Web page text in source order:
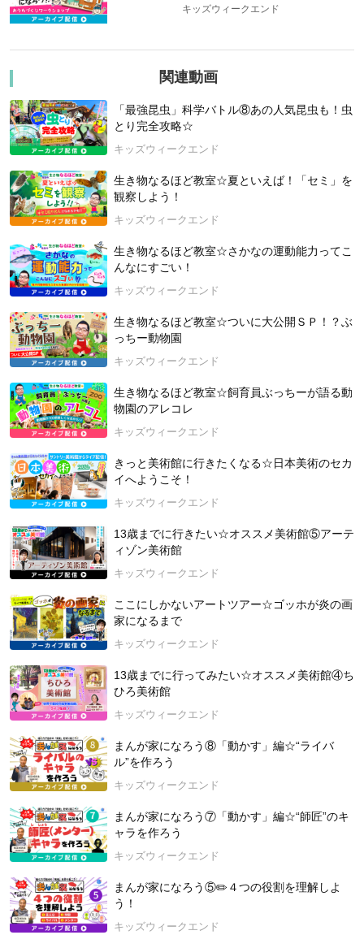
★「昆虫界のスーパースターたち」の中から、ライバル2種を徹
・学んだ情報をもとに、仲間と意見を出し合いながら、みんな
の投票で勝負を決める、”科学的”バトル授業です！
・大きさ、パワー、身体機能、寿命、分布、生息地など、あら
ゆる角度からライバル同士を比べてみよう！
・シリーズ最終回には「頂上決戦」も！？
・「昆虫」をデータで比較する授業です。実際に闘わせる授業
ではありません。
＜「フンを食べる”美しき”昆虫対決！」！ ＼＼勝者は？／／
＞
■エントリーNo.11：オオセンチコガネ：とても美しい糞虫（ふ
んちゅう）の仲間／鹿や猿などのフンでよく見つかる／地域に
よって、赤・緑・青などさまざまな色の個体があらわれる／背
側だけではなく、おなか側も美しい！
■エントリーNo.12：ダイコクコガネ：オスは長くてカッコいい
ツノを持つ糞虫（ふんちゅう）／牛や馬、鹿などのフンにやっ
てくる！／「絶滅危惧種」にも指定されている／フンのボール
を作る！
【講師紹介：牧田習（まきた しゅう）さん】
昆虫ハンター。1996年、兵庫県生まれ。オスカープロモーショ
ン所属。
2015年北海道大学 総合教育部入学後、理学部に転部。現在は
東京大学大学院（博士課程）に在学中。
昆虫ハンターとして、NHK「ダーウィンが来た！」の「ヘラク
レスオオカブト 謎の大集結！」の回（2021年1月31日放映）に
出演。現在は「猫のひたいほどワイド」（テレビ神奈川）水曜
も活躍中。特技は三線。小学5年生の時にダイビングのライセン
ス資格を取得しました！
2024年10月19日 開催
キッズウィークエンド
関連動画
「最強昆虫」科学バトル⑧あの人気昆虫も！虫
とり完全攻略☆
キッズウィークエンド
生き物なるほど教室☆夏といえば！「セミ」を
観察しよう！
キッズウィークエンド
生き物なるほど教室☆さかなの運動能力ってこ
んなにすごい！
キッズウィークエンド
生き物なるほど教室☆ついに大公開ＳＰ！？ぶ
っちー動物園
キッズウィークエンド
生き物なるほど教室☆飼育員ぶっちーが語る動
物園のアレコレ
キッズウィークエンド
きっと美術館に行きたくなる☆日本美術のセカ
イへようこそ！
キッズウィークエンド
13歳までに行きたい☆オススメ美術館⑤アーテ
ィゾン美術館
キッズウィークエンド
ここにしかないアートツアー☆ゴッホが炎の画
家になるまで
キッズウィークエンド
13歳までに行ってみたい☆オススメ美術館④ち
ひろ美術館
キッズウィークエンド
まんが家になろう⑧「動かす」編☆“ライバ
ル”を作ろう
キッズウィークエンド
まんが家になろう⑦「動かす」編☆“師匠”のキ
ャラを作ろう
キッズウィークエンド
まんが家になろう⑤✏️４つの役割を理解しよ
う！
キッズウィークエンド